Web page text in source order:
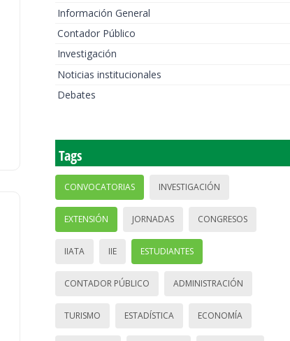
Información General
Contador Público
Investigación
Noticias institucionales
Debates
Tags
CONVOCATORIAS INVESTIGACIÓN
EXTENSIÓN JORNADAS CONGRESOS
IIATA IIE ESTUDIANTES
CONTADOR PÚBLICO ADMINISTRACIÓN
TURISMO ESTADÍSTICA ECONOMÍA